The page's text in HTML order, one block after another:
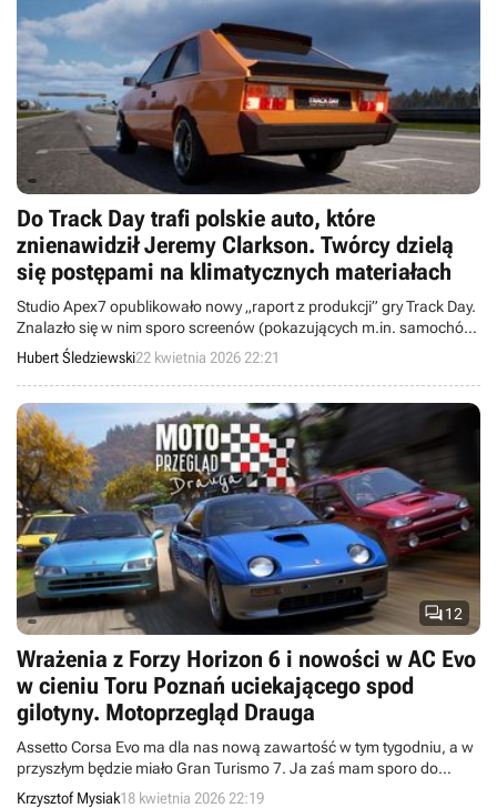
Do Track Day trafi polskie auto, które
znienawidził Jeremy Clarkson. Twórcy dzielą
się postępami na klimatycznych materiałach
Studio Apex7 opublikowało nowy „raport z produkcji” gry Track Day.
Znalazło się w nim sporo screenów (pokazujących m.in. samochód
inspirowany Polonezem), a także próbka muzyki z podglądem menu
trybu kariery.
Hubert Śledziewski22 kwietnia 2026 22:21
12
Wrażenia z Forzy Horizon 6 i nowości w AC Evo
w cieniu Toru Poznań uciekającego spod
gilotyny. Motoprzegląd Drauga
Assetto Corsa Evo ma dla nas nową zawartość w tym tygodniu, a w
przyszłym będzie miało Gran Turismo 7. Ja zaś mam sporo do
powiedzenia na temat Forzy Horizon 6… i losów Toru Poznań.
Krzysztof Mysiak18 kwietnia 2026 22:19